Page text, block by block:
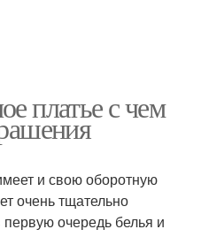
платье с чем
и свою оборотную
очень тщательно
очередь белья и